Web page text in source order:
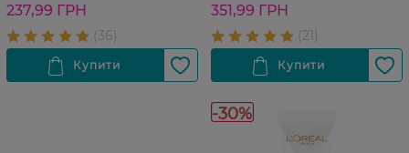
237,99 ГРН 351,99 ГРН
-30%